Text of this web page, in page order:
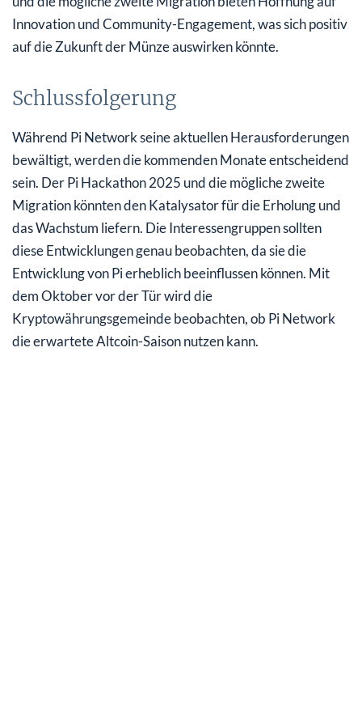
Innovation und Community-Engagement, was sich positiv
auf die Zukunft der Münze auswirken könnte.
Schlussfolgerung
Während Pi Network seine aktuellen Herausforderungen
bewältigt, werden die kommenden Monate entscheidend
sein. Der Pi Hackathon 2025 und die mögliche zweite
Migration könnten den Katalysator für die Erholung und
das Wachstum liefern. Die Interessengruppen sollten
diese Entwicklungen genau beobachten, da sie die
Entwicklung von Pi erheblich beeinflussen können. Mit
dem Oktober vor der Tür wird die
Kryptowährungsgemeinde beobachten, ob Pi Network
die erwartete Altcoin-Saison nutzen kann.